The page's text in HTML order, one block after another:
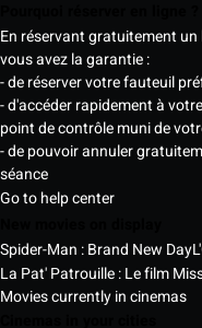
En réservant gratuitement
vous avez la garantie :
- de réserver votre fauteuil
- d'accéder rapidement à
point de contrôle muni de
- de pouvoir annuler
séance
Go to help center
Spider-Man : Brand New Day
La Pat' Patrouille : Le film
Movies currently in cinemas